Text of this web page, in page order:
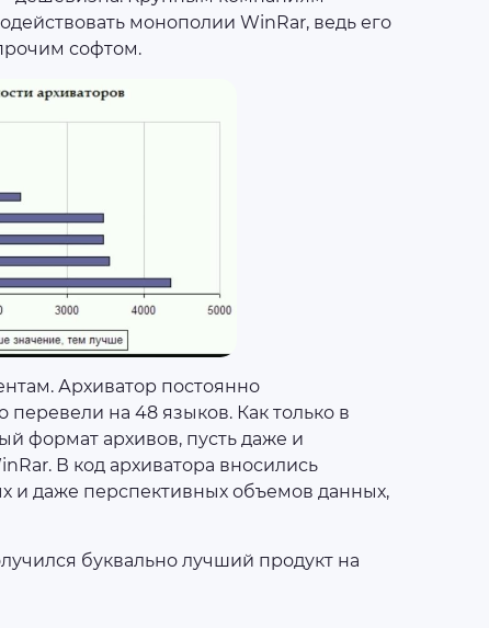
монополии WinRar, ведь его
софтом.
Архиватор постоянно
перевели на 48 языков. Как только в
формат архивов, пусть даже и
В код архиватора вносились
и даже перспективных объемов данных,
буквально лучший продукт на